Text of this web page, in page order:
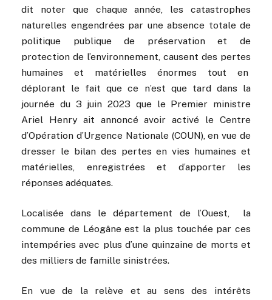
dit noter que chaque année, les catastrophes
naturelles engendrées par une absence totale de
politique publique de préservation et de
protection de l’environnement, causent des pertes
humaines et matérielles énormes tout en
déplorant le fait que ce n’est que tard dans la
journée du 3 juin 2023 que le Premier ministre
Ariel Henry ait annoncé avoir activé le Centre
d’Opération d’Urgence Nationale (COUN), en vue de
dresser le bilan des pertes en vies humaines et
matérielles, enregistrées et d’apporter les
réponses adéquates.
Localisée dans le département de l’Ouest, la
commune de Léogâne est la plus touchée par ces
intempéries avec plus d’une quinzaine de morts et
des milliers de famille sinistrées.
En vue de la relève et au sens des intérêts